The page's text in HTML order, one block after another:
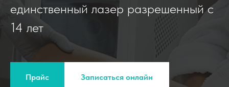
единственный лазер разрешенный с
14 лет
Прайс Записаться онлайн